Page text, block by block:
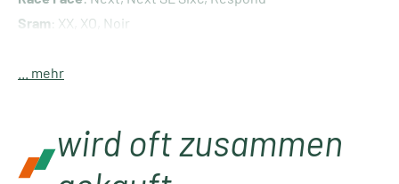
Sram: XX, XO, Noir
Shimano
... mehr
wird oft zusammen